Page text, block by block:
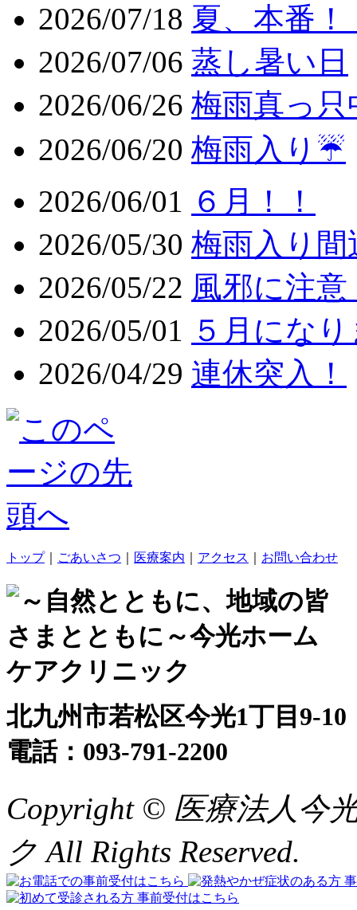
2026/07/18 夏、本番！
2026/07/06 蒸し暑い日
2026/06/26 梅雨真っ只
2026/06/20 梅雨入り☔
2026/06/01
６月！！
2026/05/30 梅雨入り間
2026/05/22 風邪に注意
2026/05/01
５月にな
2026/04/29 連休突入！
トップ｜ ごあいさつ 医療案内 アクセス お問い合わせ
北九州市若松区今光1丁目9-10
電話：093-791-2200
Copyright © 医療法人今
ク All Rights Reserved.